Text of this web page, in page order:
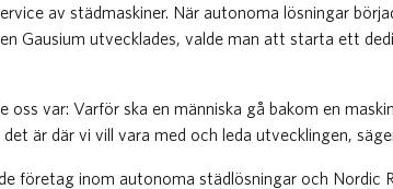
av städmaskiner. När autonoma lösningar
Gausium utvecklades, valde man att starta ett
oss var: Varför ska en människa gå bakom en
är där vi vill vara med och leda utvecklingen,
företag inom autonoma städlösningar och Nordic